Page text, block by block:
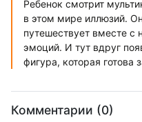
Ребенок смотрит
в этом мире иллюзий.
путешествует вместе
эмоций. И тут вдруг
фигура, которая готова
Комментарии (0)